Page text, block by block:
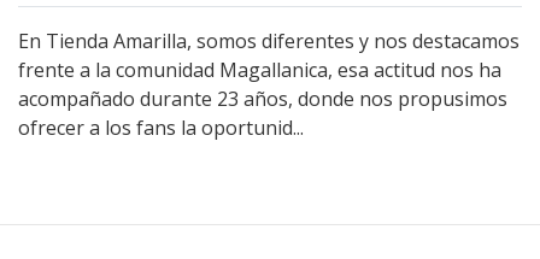
En Tienda Amarilla, somos diferentes y nos destacamos
frente a la comunidad Magallanica, esa actitud nos ha
acompañado durante 23 años, donde nos propusimos
ofrecer a los fans la oportunid...